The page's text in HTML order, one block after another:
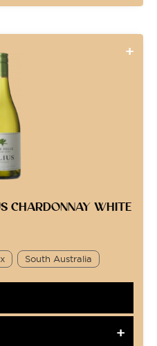
CHARDONNAY WHITE
South Australia